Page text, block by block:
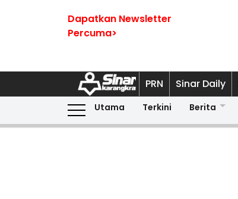
Dapatkan Newsletter
Percuma>
PRN Sinar Daily
Utama Terkini Berita